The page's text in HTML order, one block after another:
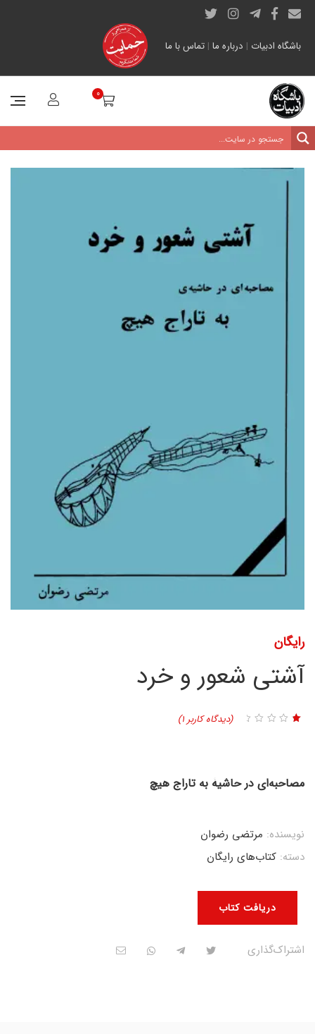
باشگاه ادبیات | درباره ما | تماس با ما
0
رایگان
آشتی شعور و خرد
(دیدگاه کاربر 1
)
مصاحبه‌ای در حاشیۀ به تاراج هیچ
دریافت کتاب
نویسنده: مرتضی رضوان
دسته: کتاب‌های رایگان
اشتراک‌گذاری